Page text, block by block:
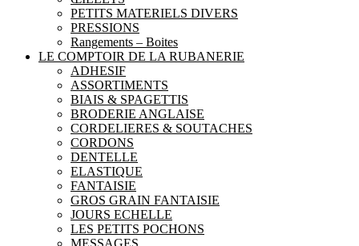
PETITS MATERIELS DIVERS
PRESSIONS
Rangements – Boites
LE COMPTOIR DE LA RUBANERIE
ADHESIF
ASSORTIMENTS
BIAIS & SPAGETTIS
BRODERIE ANGLAISE
CORDELIERES & SOUTACHES
CORDONS
DENTELLE
ELASTIQUE
FANTAISIE
GROS GRAIN FANTAISIE
JOURS ECHELLE
LES PETITS POCHONS